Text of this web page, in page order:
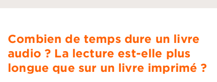
Combien de temps dure un livre
audio ? La lecture est-elle plus
longue que sur un livre imprimé ?